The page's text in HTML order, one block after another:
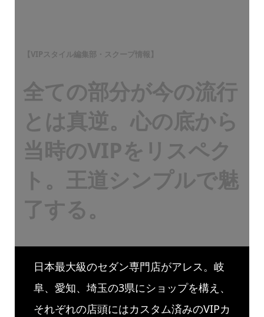
【VIPスタイル編集部・スクープ情報】
全ての部分が今の流行
とは真逆。心の底から
当時のVIPをリスペク
ト。王道シンプルで魅
了する。
日本最大級のセダン専門店がアレス。岐
阜、愛知、埼玉の3県にショップを構え、
それぞれの店頭にはカスタム済みのVIPカ